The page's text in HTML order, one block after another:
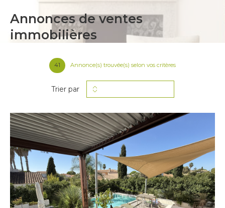
annonces de ventes
immobilières
41 Annonce(s) trouvée(s) selon vos critères
Trier par